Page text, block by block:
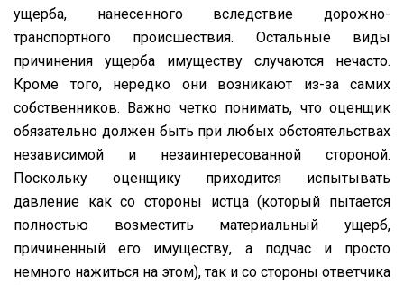
ущерба, нанесенного вследствие дорожно-
транспортного происшествия. Остальные виды
причинения ущерба имуществу случаются нечасто.
Кроме того, нередко они возникают из-за самих
собственников. Важно четко понимать, что оценщик
обязательно должен быть при любых обстоятельствах
независимой и незаинтересованной стороной.
Поскольку оценщику приходится испытывать
давление как со стороны истца (который пытается
полностью возместить материальный ущерб,
причиненный его имуществу, а подчас и просто
немного нажиться на этом), так и со стороны ответчика